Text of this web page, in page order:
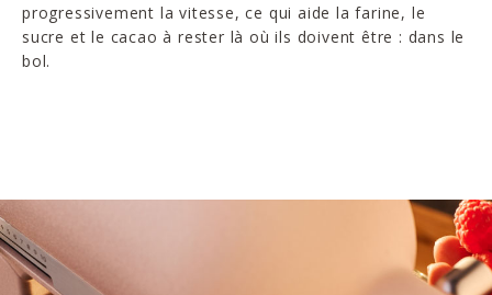
progressivement la vitesse, ce qui aide la farine, le
sucre et le cacao à rester là où ils doivent être : dans le
bol.